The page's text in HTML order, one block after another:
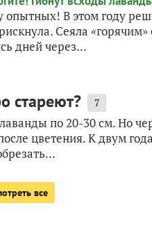
В этом году
Сеяла «горячим»
дней через...
стареют? 7
по 20-30 см. Но
цветения. К двум
все